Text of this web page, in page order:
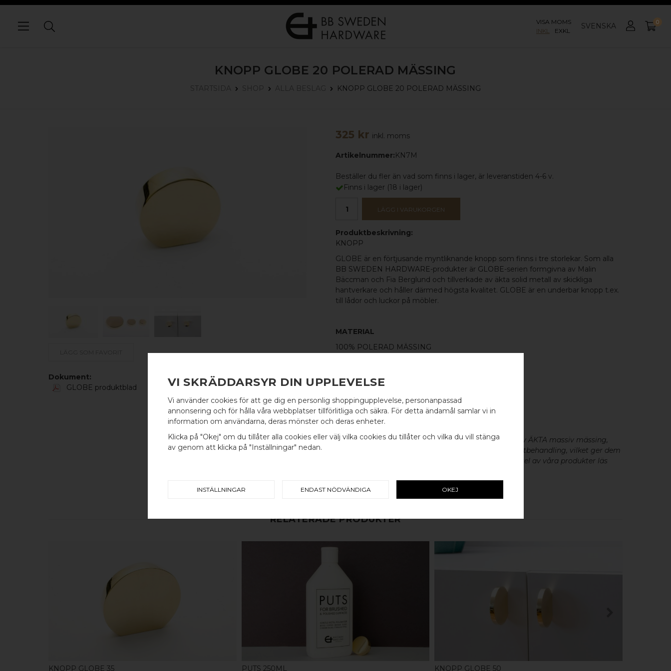
VISA MOMS
INKL
EXKL SVENSKA
WELCOME TO
BB SWEDEN HARDWARE
Välj land / Choose country
0
KNOPP GLOBE 20 POLERAD MÄSSING
STARTSIDA SHOP ALLA BESLAG KNOPP GLOBE 20 POLERAD MÄSSING
325 kr inkl. moms
Artikelnummer:KN7M
Beställer du fler än vad som finns i lager, är leveranstiden 4-6 v.
Finns i lager (18 i lager)
LÄGG I VARUKORGEN
Produktbeskrivning:
KNOPP
GLOBE är en förtjusande myntliknande knopp som finns i tre storlekar. Som alla
BB SWEDEN HARDWARE-produkter är GLOBE-serien formgivna av Malin
Bäccman och Fia Berglund och tillverkade av äkta solid metall av skickliga
hantverkare och håller därmed högsta kvalitet. GLOBE är en underbar knopp t.ex.
till lådor och luckor på möbler.
MATERIAL
100% POLERAD MÄSSING
L: 20MM H: 19MM TJ: 6MM
SKRUV FÖR LUCKA: M4 X 25MM - 1 ST
100% ÄKTA METALL - Alla våra beslag är tillverkade av ÄKTA massiv mässing,
koppar, rostfritt stål eller aluminium utan metallisk ytbehandling, vilket ger dem
en väldigt lång livslängd och vacker patina. För skötsel av våra produkter läs
Dokument:
GLOBE produktblad
RELATERADE PRODUKTER
KNOPP GLOBE 35
KÖP
PUTS 250ML KNOPP GLOBE 50
VI SKRÄDDARSYR DIN UPPLEVELSE
Vi använder cookies för att ge dig en personlig shoppingupplevelse, personanpassad
annonsering och för hålla våra webbplatser tillförlitliga och säkra. För detta ändamål samlar vi in
information om användarna, deras mönster och deras enheter.
Klicka på "Okej" om du tillåter alla cookies eller välj vilka cookies du tillåter och vilka du vill stänga
av genom att klicka på "Inställningar" nedan.
INSTÄLLNINGAR ENDAST NÖDVÄNDIGA OKEJ